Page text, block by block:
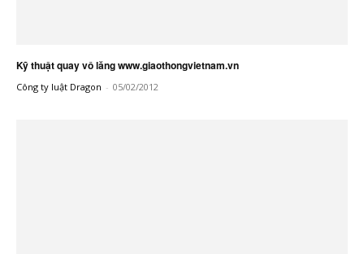
Kỹ thuật quay vô lăng www.giaothongvietnam.vn
Công ty luật Dragon - 05/02/2012